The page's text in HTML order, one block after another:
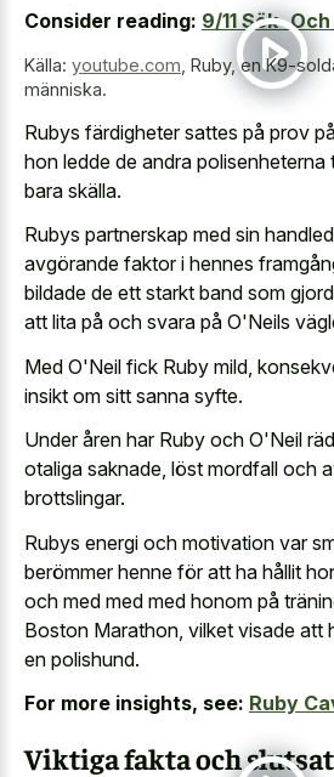
Consider reading: 9/11 Sök-
Källa: youtube.com Ruby, en K9-
människa.
Rubys färdigheter sattes på prov
hon ledde de andra polisenheterna
bara skälla.
Rubys partnerskap med sin
avgörande faktor i hennes
bildade de ett starkt band som
att lita på och svara på O'Neils
Med O'Neil fick Ruby mild,
insikt om sitt sanna syfte.
Under åren har Ruby och O'Neil
otaliga saknade, löst mordfall och
brottslingar.
Rubys energi och motivation var
berömmer henne för att ha hållit
och med med med honom på
Boston Marathon, vilket visade att
en polishund.
For more insights, see: Ruby
Viktiga fakta och